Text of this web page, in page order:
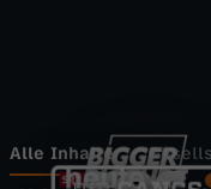
Alle Inhalte